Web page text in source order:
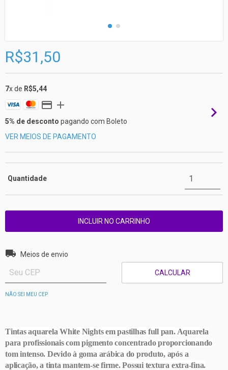
R$31,50
7x de R$5,44
5% de desconto pagando com Boleto
VER MEIOS DE PAGAMENTO
Quantidade
Entregas para o CEP:
Meios de envio
CALCULAR
NÃO SEI MEU CEP
Tintas aquarela White Nights em pastilhas full pan. Aquarela
para profissionais com pigmento concentrado proporcionando
tom intenso. Devido à goma arábica do produto, após a
aplicação, a tinta mantem-se firme. Possui textura extra-fina.